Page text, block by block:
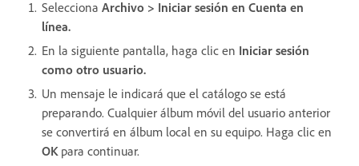
Selecciona Archivo > Iniciar sesión en Cuenta en
línea.
En la siguiente pantalla, haga clic en Iniciar sesión
como otro usuario.
Un mensaje le indicará que el catálogo se está
preparando. Cualquier álbum móvil del usuario anterior
se convertirá en álbum local en su equipo. Haga clic en
OKpara continuar.